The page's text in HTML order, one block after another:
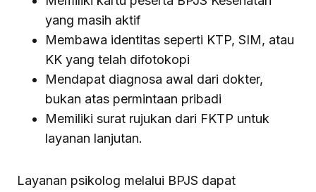
yang masih aktif
Membawa identitas seperti KTP, SIM, atau
KK yang telah difotokopi
Mendapat diagnosa awal dari dokter,
bukan atas permintaan pribadi
Memiliki surat rujukan dari FKTP untuk
layanan lanjutan.
Layanan psikolog melalui BPJS dapat